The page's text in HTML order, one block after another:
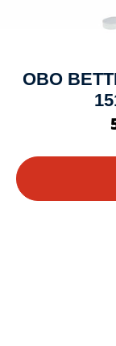
OBO